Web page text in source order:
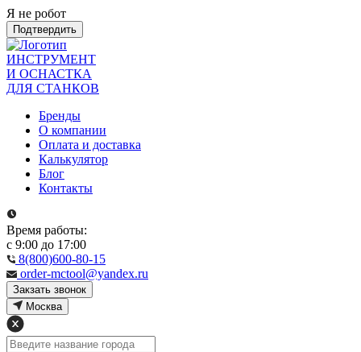
Я не робот
Подтвердить
ИНСТРУМЕНТ
И ОСНАСТКА
ДЛЯ СТАНКОВ
Бренды
О компании
Оплата и доставка
Калькулятор
Блог
Контакты
Время работы:
с 9:00 до 17:00
8(800)600-80-15
order-mctool@yandex.ru
Закзать звонок
Москва